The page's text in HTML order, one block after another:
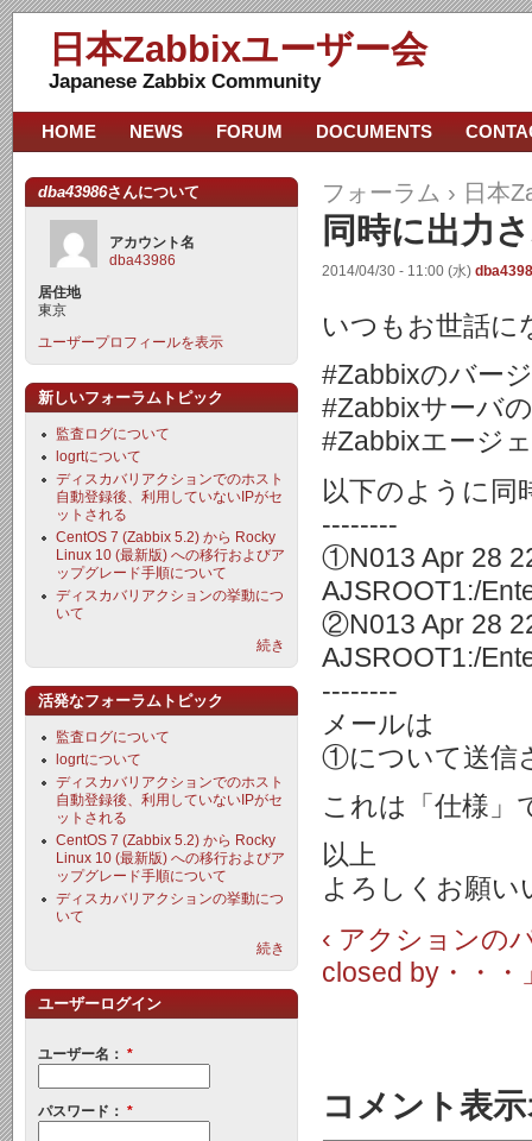
日本Zabbixユーザー会
Japanese Zabbix Community
フォーラム › 日本
同時に出力
2014/04/30 - 11:00 (水)
いつもお世話に
#Zabbixのバー
#Zabbixサーバ
#Zabbixエージ
以下のように同
--------
①N013 Apr 28
AJSROOT1:/
②N013 Apr 28
AJSROOT1:/
--------
メールは
①について送信
これは「仕様」
以上
よろしくお願い
‹ アクションの
closed by・・・
コメント表
HOME NEWS FORUM DOCUMENTS
dba43986さんについて
アカウント名
dba43986
居住地
東京
ユーザープロフィールを表示
新しいフォーラムトピック
監査ログについて
logrtについて
ディスカバリアクションでのホスト
自動登録後、利用していないIPがセ
ットされる
CentOS 7 (Zabbix 5.2) から Rocky
Linux 10 (最新版) への移行およびア
ップグレード手順について
ディスカバリアクションの挙動につ
いて
続き
活発なフォーラムトピック
監査ログについて
logrtについて
ディスカバリアクションでのホスト
自動登録後、利用していないIPがセ
ットされる
CentOS 7 (Zabbix 5.2) から Rocky
Linux 10 (最新版) への移行およびア
ップグレード手順について
ディスカバリアクションの挙動につ
いて
続き
ユーザーログイン
ユーザー名： *
パスワード： *